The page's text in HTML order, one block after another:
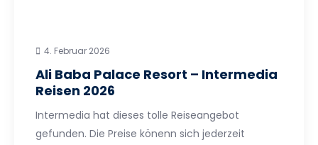
4. Februar 2026
Ali Baba Palace Resort – Intermedia
Reisen 2026
Intermedia hat dieses tolle Reiseangebot
gefunden. Die Preise könenn sich jederzeit